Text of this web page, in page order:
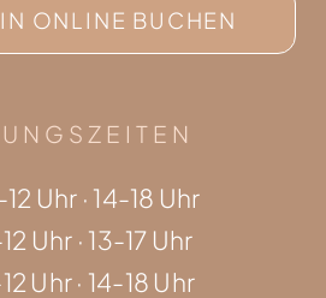
ONLINE BUCHEN
Uhr · 14-18 Uhr
Uhr · 13-17 Uhr
Uhr · 14-18 Uhr